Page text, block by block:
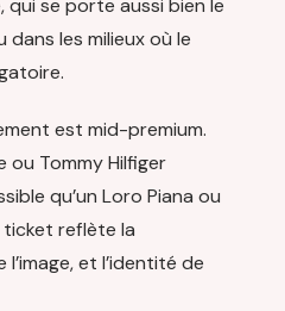
se porte aussi bien le
dans les milieux où le
est mid-premium.
ou Tommy Hilfiger
qu’un Loro Piana ou
ticket reflète la
et l’identité de